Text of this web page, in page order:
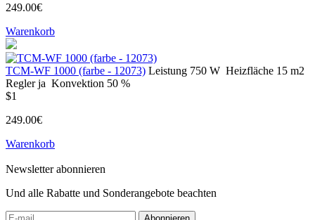
249.00€
Warenkorb
ТСМ-WF 1000 (farbe - 12073) Leistung 750 W Heizfläche 15 m2
Regler ja Konvektion 50 %
$1
249.00€
Warenkorb
Newsletter abonnieren
Und alle Rabatte und Sonderangebote beachten